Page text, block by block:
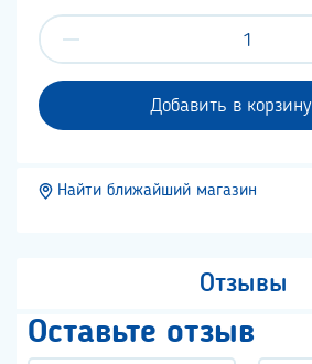
Добавить в корзину
Найти ближайший магазин
Отзывы
Оставьте отзыв